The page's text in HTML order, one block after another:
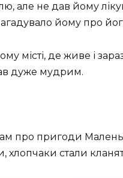
але не дав йому
йому про
де живе і
дуже мудрим.
про пригоди
хлопчаки стали